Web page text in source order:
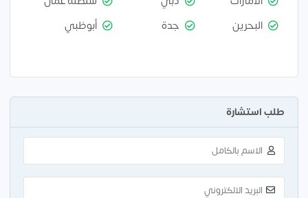
البحرين
جدة أبوظبي
طلب استشارة